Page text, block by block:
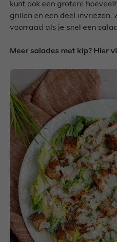
kunt ook een grotere
grillen en een deel invriezen.
voorraad als je snel een
Meer salades met kip? Hier